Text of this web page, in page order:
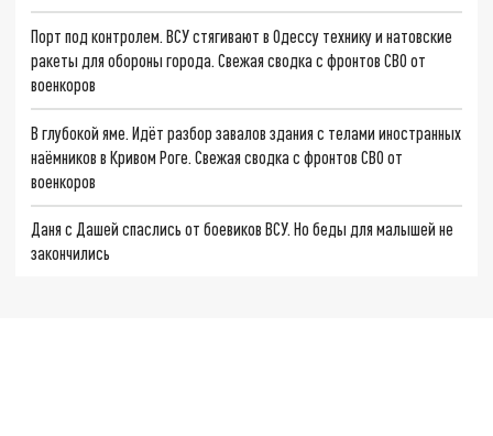
Порт под контролем. ВСУ стягивают в Одессу технику и натовские
ракеты для обороны города. Свежая сводка с фронтов СВО от
военкоров
В глубокой яме. Идёт разбор завалов здания с телами иностранных
наёмников в Кривом Роге. Свежая сводка с фронтов СВО от
военкоров
Даня с Дашей спаслись от боевиков ВСУ. Но беды для малышей не
закончились